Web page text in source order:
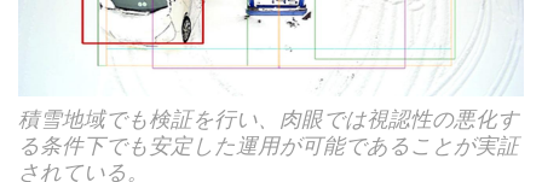
積雪地域でも検証を行い、肉眼では視認性の悪化す
る条件下でも安定した運用が可能であることが実証
されている。